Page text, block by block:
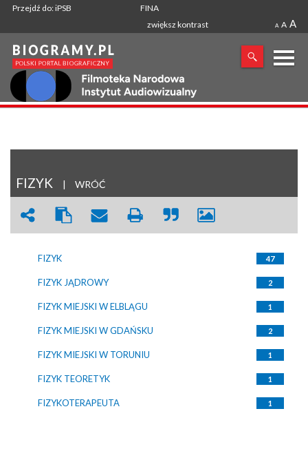
Przejdź do: iPSB
FINA
zwiększ kontrast
A A A
X
FIZYK | WRÓĆ
FIZYK 47
FIZYK JĄDROWY 2
FIZYK MIEJSKI W ELBLĄGU 1
FIZYK MIEJSKI W GDAŃSKU 2
FIZYK MIEJSKI W TORUNIU 1
FIZYK TEORETYK 1
FIZYKOTERAPEUTA 1